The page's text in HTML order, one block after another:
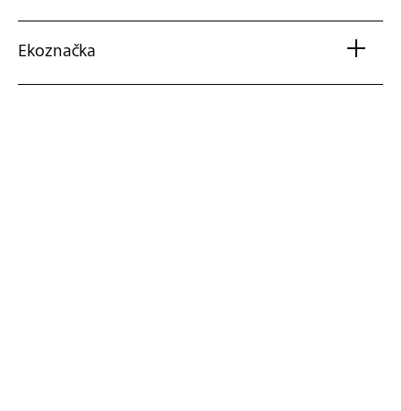
Ekoznačka